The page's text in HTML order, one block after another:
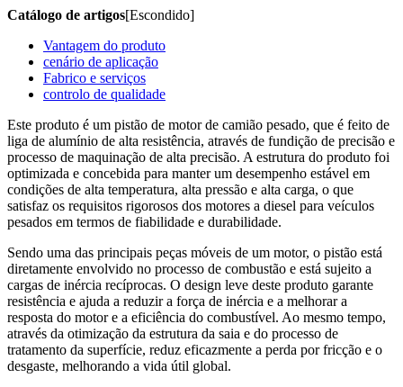
Catálogo de artigos[Escondido]
Vantagem do produto
cenário de aplicação
Fabrico e serviços
controlo de qualidade
Este produto é um pistão de motor de camião pesado, que é feito de
liga de alumínio de alta resistência, através de fundição de precisão e
processo de maquinação de alta precisão. A estrutura do produto foi
optimizada e concebida para manter um desempenho estável em
condições de alta temperatura, alta pressão e alta carga, o que
satisfaz os requisitos rigorosos dos motores a diesel para veículos
pesados em termos de fiabilidade e durabilidade.
Sendo uma das principais peças móveis de um motor, o pistão está
diretamente envolvido no processo de combustão e está sujeito a
cargas de inércia recíprocas. O design leve deste produto garante
resistência e ajuda a reduzir a força de inércia e a melhorar a
resposta do motor e a eficiência do combustível. Ao mesmo tempo,
através da otimização da estrutura da saia e do processo de
tratamento da superfície, reduz eficazmente a perda por fricção e o
desgaste, melhorando a vida útil global.